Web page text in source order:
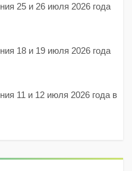
25 и 26 июля 2026 года
18 и 19 июля 2026 года
11 и 12 июля 2026 года в